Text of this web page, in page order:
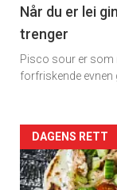
Når du er lei
trenger
Pisco sour er som
forfriskende evnen
Forsiden
akkurat
DAGENS RETT